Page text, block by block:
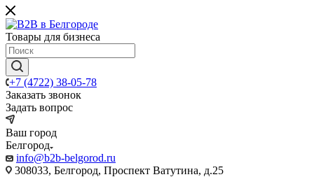
Товары для бизнеса
+7 (4722) 38-05-78
Заказать звонок
Задать вопрос
Ваш город
Белгород
info@b2b-belgorod.ru
308033, Белгород, Проспект Ватутина, д.25